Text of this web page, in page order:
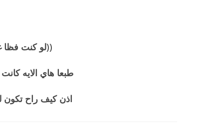
((لو كنت فظا
طبعا هاي الايه
اذن كيف راح